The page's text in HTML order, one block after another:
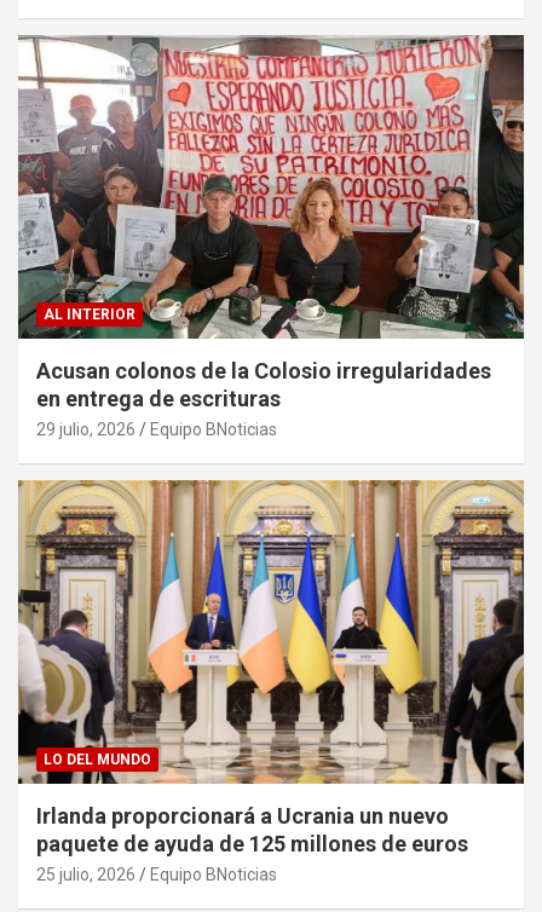
AL INTERIOR
Acusan colonos de la Colosio irregularidades
en entrega de escrituras
29 julio, 2026 Equipo BNoticias
LO DEL MUNDO
Irlanda proporcionará a Ucrania un nuevo
paquete de ayuda de 125 millones de euros
25 julio, 2026 Equipo BNoticias